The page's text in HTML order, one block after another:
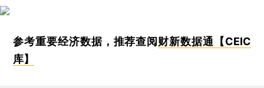
参考重要经济数据，推荐查阅 财新数据通【CEIC
库】